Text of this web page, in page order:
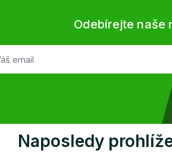
Odebírejte naše
Naposledy